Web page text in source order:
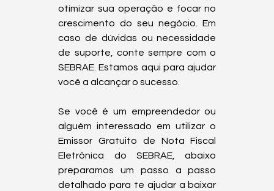
otimizar sua operação e focar no
crescimento do seu negócio. Em
caso de dúvidas ou necessidade
de suporte, conte sempre com o
SEBRAE. Estamos aqui para ajudar
você a alcançar o sucesso.
Se você é um empreendedor ou
alguém interessado em utilizar o
Emissor Gratuito de Nota Fiscal
Eletrônica do SEBRAE, abaixo
preparamos um passo a passo
detalhado para te ajudar a baixar